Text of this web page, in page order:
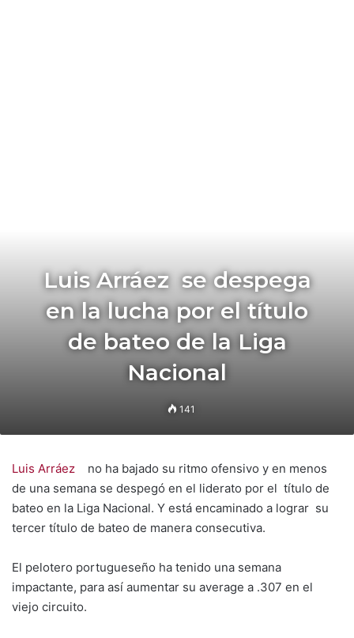
Luis Arráez se despega
en la lucha por el título
de bateo de la Liga
Nacional
141
Luis Arráez
no ha bajado su ritmo ofensivo y en menos
de una semana se despegó en el liderato por el título de
bateo en la Liga Nacional. Y está encaminado a lograr su
tercer título de bateo de manera consecutiva.
El pelotero portugueseño ha tenido una semana
impactante, para así aumentar su average a .307 en el
viejo circuito.